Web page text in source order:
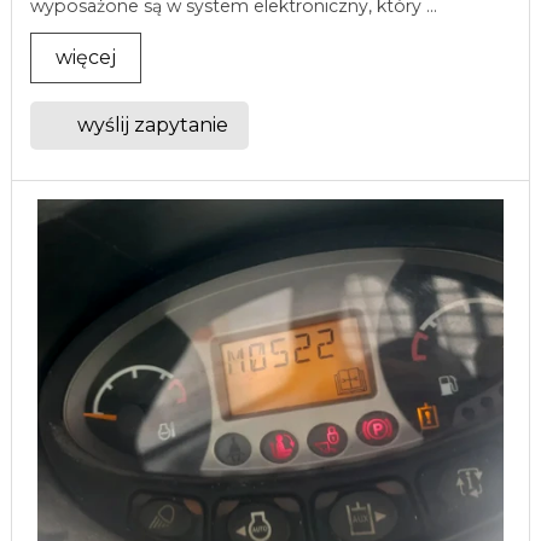
wyposażone są w system elektroniczny, który ...
więcej
wyślij zapytanie